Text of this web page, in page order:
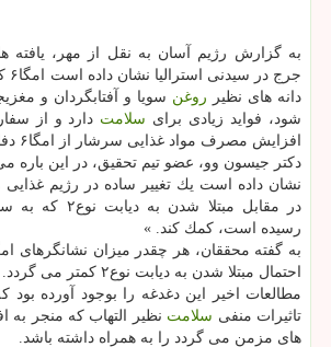
به گزارش رژیم آسان به نقل از مهر،
جرج در سیدنی استرالیا نشان داده است امگا۶ كه در حبوبات و
دانه های نظیر روغن سویا و آفتابگردان و
شود، فواید زیادی برای سلامت دارد و از
افزایش مصرف مواد غذایی سرشار از امگا۶ دفاع می كند.
دكتر جیسون وو، عضو تیم تحقیق، در این باره
نشان داده است یك تغییر ساده در رژیم
در مقابل مبتلا
رسیده است، كمك كند. »
احتمال مبتلا شدن به دیابت نوع۲ كمتر می گردد.
تاثیرات منفی سلامت نظیر التهاب كه منجر به
های مزمن می گردد را به همراه داشته باشد.